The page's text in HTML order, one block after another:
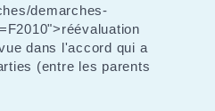
demarches-
dans l'accord qui a
(entre les parents